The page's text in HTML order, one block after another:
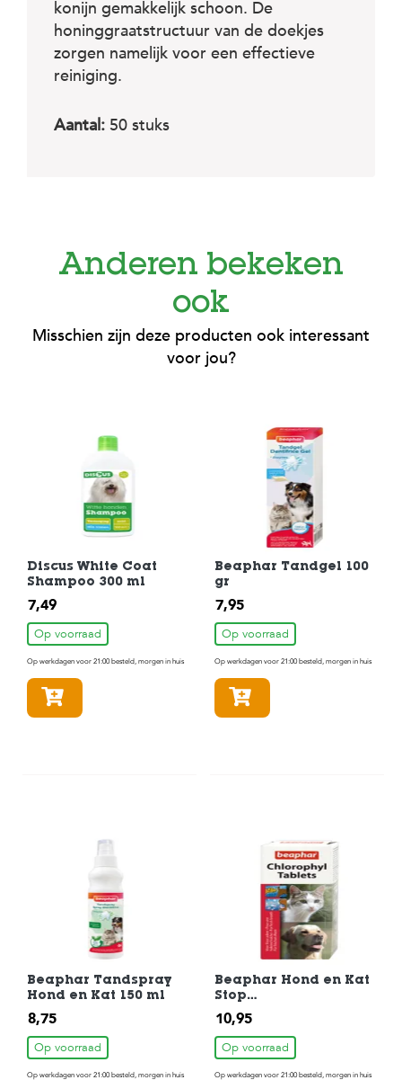
konijn gemakkelijk schoon. De
honinggraatstructuur van de doekjes
zorgen namelijk voor een effectieve
reiniging.
Aantal: 50 stuks
Anderen bekeken
ook
Misschien zijn deze producten ook interessant
voor jou?
Discus White Coat
Shampoo 300 ml
7,49
Op voorraad
Op werkdagen voor 21:00 besteld, morgen in huis
Beaphar Tandgel 100
gr
7,95
Op voorraad
Op werkdagen voor 21:00 besteld, morgen in huis
Beaphar Tandspray
Hond en Kat 150 ml
8,75
Op voorraad
Op werkdagen voor 21:00 besteld, morgen in huis
Beaphar Hond en Kat
Stop
Chlorophyltabletten
30 st
10,95
Op voorraad
Op werkdagen voor 21:00 besteld, morgen in huis